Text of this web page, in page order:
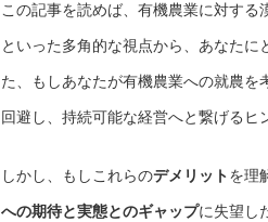
この記事を読めば、有機農業に対する
といった多角的な視点から、あなた
た、もしあなたが有機農業への就農を
回避し、持続可能な経営へと繋げるヒ
しかし、もしこれらのデメリットを理
への期待と実態とのギャップに失望し